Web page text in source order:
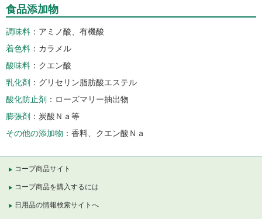
食品添加物
調味料
アミノ酸、有機酸
着色料
カラメル
酸味料
クエン酸
乳化剤
グリセリン脂肪酸エステル
酸化防止剤
ローズマリー抽出物
膨張剤
炭酸Ｎａ等
その他の添加物
香料、クエン酸Ｎａ
コープ商品サイト
コープ商品を購入するには
日用品の情報検索サイトへ